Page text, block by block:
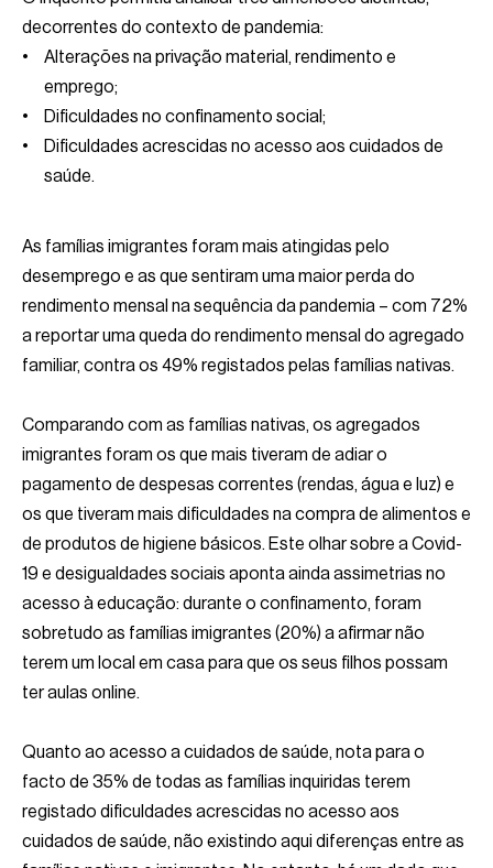
decorrentes do contexto de pandemia:
Alterações na privação material, rendimento e
emprego;
Dificuldades no confinamento social;
Dificuldades acrescidas no acesso aos cuidados de
saúde.
As famílias imigrantes foram mais atingidas pelo
desemprego e as que sentiram uma maior perda do
rendimento mensal na sequência da pandemia – com 72%
a reportar uma queda do rendimento mensal do agregado
familiar, contra os 49% registados pelas famílias nativas.
Comparando com as famílias nativas, os agregados
imigrantes foram os que mais tiveram de adiar o
pagamento de despesas correntes (rendas, água e luz) e
os que tiveram mais dificuldades na compra de alimentos e
de produtos de higiene básicos. Este olhar sobre a Covid-
19 e desigualdades sociais aponta ainda assimetrias no
acesso à educação: durante o confinamento, foram
sobretudo as famílias imigrantes (20%) a afirmar não
terem um local em casa para que os seus filhos possam
ter aulas online.
Quanto ao acesso a cuidados de saúde, nota para o
facto de 35% de todas as famílias inquiridas terem
registado dificuldades acrescidas no acesso aos
cuidados de saúde, não existindo aqui diferenças entre as